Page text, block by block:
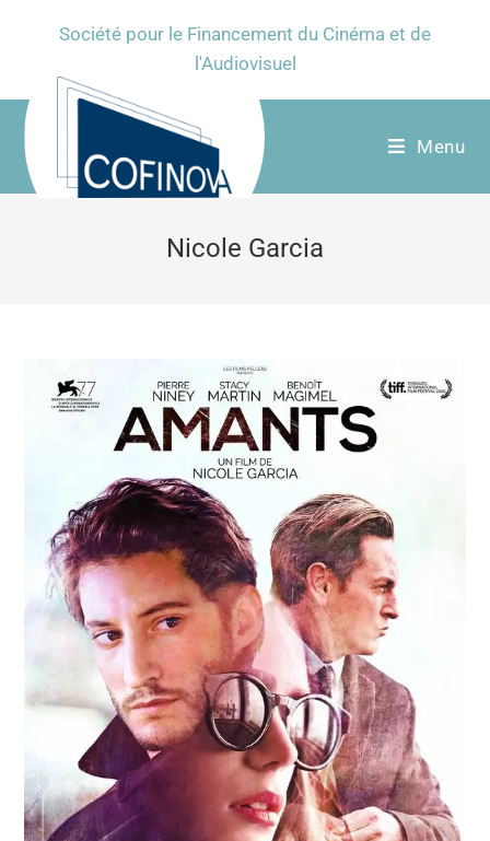
Société pour le Financement du Cinéma et de
l'Audiovisuel
Menu
Nicole Garcia